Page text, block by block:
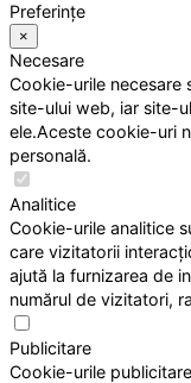
Preferințe
×
Necesare
Cookie-urile necesare
site-ului web, iar site-
ele.Aceste cookie-uri
personală.
Analitice
Cookie-urile analitice
care vizitatorii
ajută la furnizarea de
numărul de vizitatori,
Publicitare
Cookie-urile